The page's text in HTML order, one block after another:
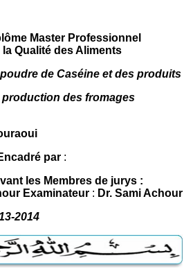
Master Professionnel
Qualité des Aliments
de Caséine et des produits
des fromages
par :
les Membres de jurys :
Examinateur : Dr. Sami Achour
2014